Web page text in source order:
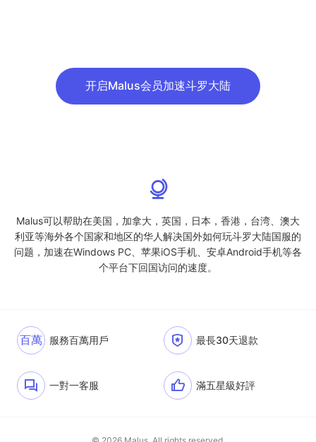
开启Malus会员加速斗罗大陆
Malus可以帮助在美国，加拿大，英国，日本，香港，台湾、澳大
利亚等海外各个国家和地区的华人解决国外如何玩斗罗大陆国服的
问题，加速在Windows PC、苹果iOS手机、安卓Android手机等各
个平台下回国访问的速度。
百萬 服務百萬用戶 最長30天退款
一對一客服 滿五星級好評